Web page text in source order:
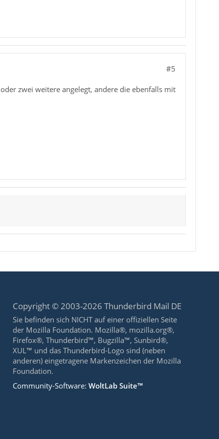
#5
zwei weitere angelegt, andere die ebenfalls mit
Copyright © 2003-2026 Thunderbird Mail DE
Sie befinden sich NICHT auf einer offiziellen Seite
der Mozilla Foundation. Mozilla®, mozilla.org®,
Firefox®, Thunderbird™, Bugzilla™, Sunbird®,
XUL™ und das Thunderbird-Logo sind (neben
anderen) eingetragene Markenzeichen der Mozilla
Foundation.
Community-Software:WoltLab Suite™